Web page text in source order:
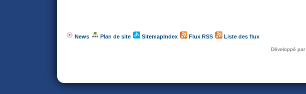
News Plan de site SitemapIndex Flux RSS Liste des flux
Développé par